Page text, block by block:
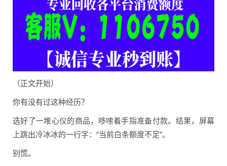
（正文开始）
你有没有过这种经历？
选好了一堆心仪的商品，哆嗦着手指准备付款。结果，屏幕
上跳出冷冰冰的一行字：“当前白条额度不足”。
别慌。